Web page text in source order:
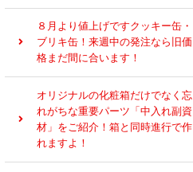
８月より値上げですクッキー缶・
ブリキ缶！来週中の発注なら旧価
格まだ間に合います！
オリジナルの化粧箱だけでなく忘
れがちな重要パーツ「中入れ副資
材」をご紹介！箱と同時進行で作
れますよ！